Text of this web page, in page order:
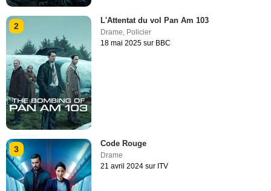
2
L'Attentat du vol Pan Am 103
Drame Policier
18 mai 2025 sur BBC
3
Code Rouge
Drame
21 avril 2024 sur ITV